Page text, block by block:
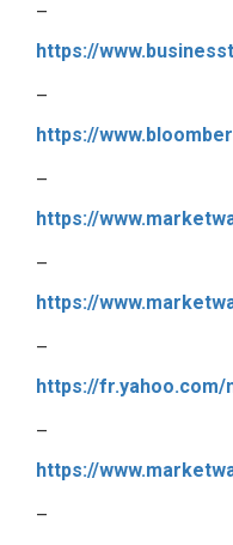
–
–
–
–
–
–
–